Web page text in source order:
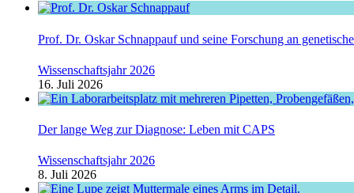
Prof. Dr. Oskar Schnappauf und seine Forschung an
Wissenschaftsjahr 2026
16. Juli 2026
Der lange Weg zur Diagnose: Leben mit CAPS
Wissenschaftsjahr 2026
8. Juli 2026